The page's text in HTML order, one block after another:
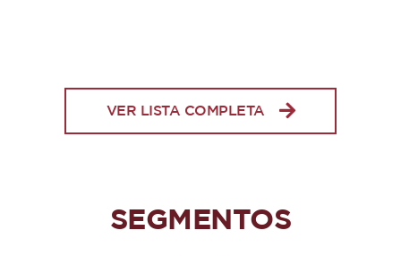
VER LISTA COMPLETA
SEGMENTOS